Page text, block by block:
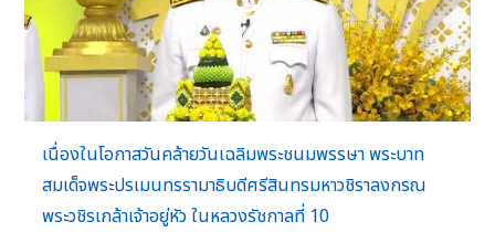
เนื่องในโอกาสวันคล้ายวันเฉลิมพระชนมพรรษา พระบาท
สมเด็จพระปรเมนทรรามาธิบดีศรีสินทรมหาวชิราลงกรณ
พระวชิรเกล้าเจ้าอยู่หัว ในหลวงรัชกาลที่ 10